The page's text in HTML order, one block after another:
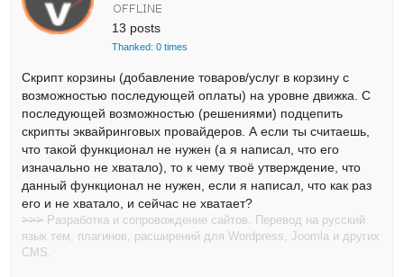
13 posts
Thanked: 0 times
Скрипт корзины (добавление товаров/услуг в корзину с
возможностью последующей оплаты) на уровне движка. С
последующей возможностью (решениями) подцепить
скрипты эквайринговых провайдеров. А если ты считаешь,
что такой функционал не нужен (а я написал, что его
изначально не хватало), то к чему твоё утверждение, что
данный функционал не нужен, если я написал, что как раз
его и не хватало, и сейчас не хватает?
>>> Разработка и сопровождение сайтов. Перевод на русский
язык тем, плагинов, расширений для Wordpress, Joomla и других
CMS.